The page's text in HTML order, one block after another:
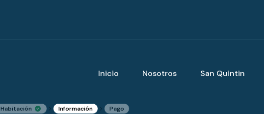
Inicio Nosotros San Quintin
Habitación Información Pago